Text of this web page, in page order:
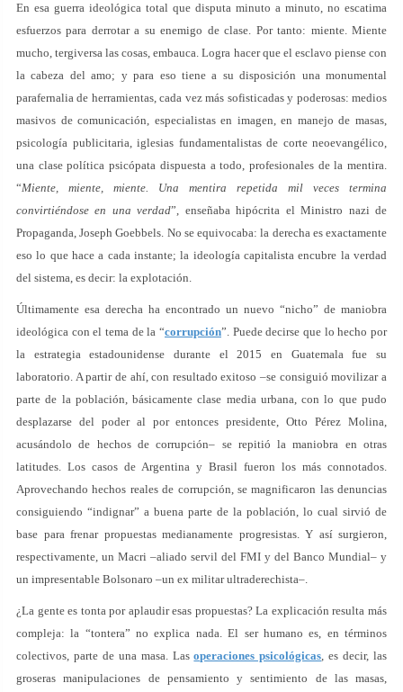
En esa guerra ideológica total que disputa minuto a minuto, no escatima
esfuerzos para derrotar a su enemigo de clase. Por tanto: miente. Miente
mucho, tergiversa las cosas, embauca. Logra hacer que el esclavo piense con
la cabeza del amo; y para eso tiene a su disposición una monumental
parafernalia de herramientas, cada vez más sofisticadas y poderosas: medios
masivos de comunicación, especialistas en imagen, en manejo de masas,
psicología publicitaria, iglesias fundamentalistas de corte neoevangélico,
una clase política psicópata dispuesta a todo, profesionales de la mentira.
“Miente, miente, miente. Una mentira repetida mil veces termina
convirtiéndose en una verdad”, enseñaba hipócrita el Ministro nazi de
Propaganda, Joseph Goebbels. No se equivocaba: la derecha es exactamente
eso lo que hace a cada instante; la ideología capitalista encubre la verdad
del sistema, es decir: la explotación.
Últimamente esa derecha ha encontrado un nuevo “nicho” de maniobra
ideológica con el tema de la “corrupción”. Puede decirse que lo hecho por
la estrategia estadounidense durante el 2015 en Guatemala fue su
laboratorio. A partir de ahí, con resultado exitoso –se consiguió movilizar a
parte de la población, básicamente clase media urbana, con lo que pudo
desplazarse del poder al por entonces presidente, Otto Pérez Molina,
acusándolo de hechos de corrupción– se repitió la maniobra en otras
latitudes. Los casos de Argentina y Brasil fueron los más connotados.
Aprovechando hechos reales de corrupción, se magnificaron las denuncias
consiguiendo “indignar” a buena parte de la población, lo cual sirvió de
base para frenar propuestas medianamente progresistas. Y así surgieron,
respectivamente, un Macri –aliado servil del FMI y del Banco Mundial– y
un impresentable Bolsonaro –un ex militar ultraderechista–.
¿La gente es tonta por aplaudir esas propuestas? La explicación resulta más
compleja: la “tontera” no explica nada. El ser humano es, en términos
colectivos, parte de una masa. Lasoperaciones psicológicas, es decir, las
groseras manipulaciones de pensamiento y sentimiento de las masas,